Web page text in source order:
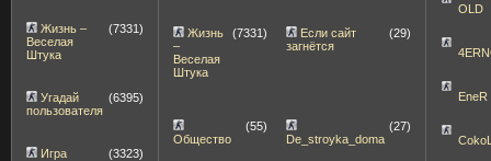
Жизнь –
Веселая
Штука
(7331)
Угадай
пользователя
(6395)
Игра
(3323)
Жизнь
–
Веселая
Штука
(7331)
Если сайт
загнётся
(29)
Общество
(55)
De_stroyka_doma
(27)
OLD
EneR